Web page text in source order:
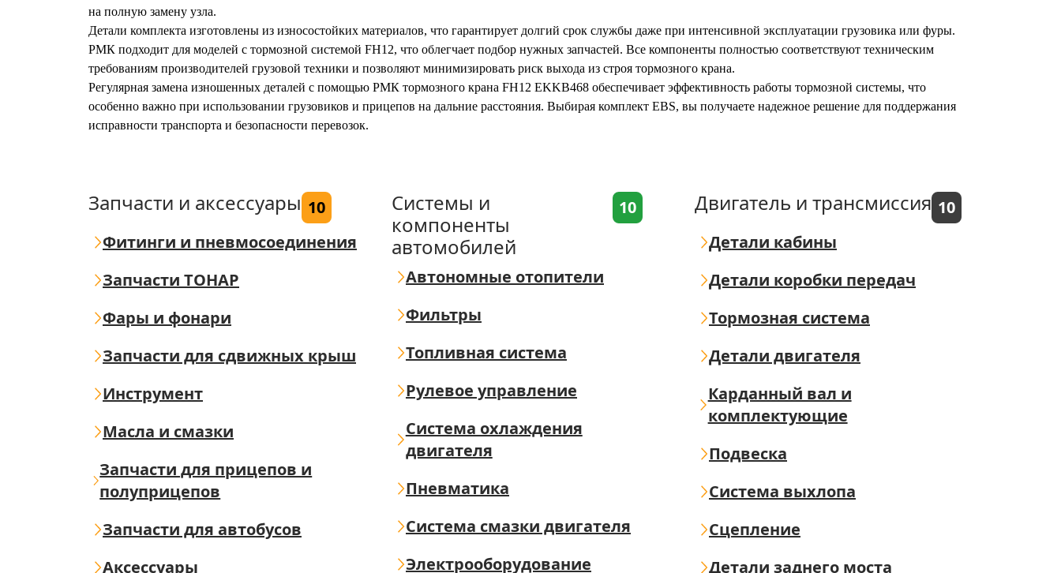
на полную замену узла.
Детали комплекта изготовлены из износостойких материалов, что гарантирует долгий срок службы даже при интенсивной эксплуатации грузовика или фуры.
РМК подходит для моделей с тормозной системой FH12, что облегчает подбор нужных запчастей. Все компоненты полностью соответствуют техническим
требованиям производителей грузовой техники и позволяют минимизировать риск выхода из строя тормозного крана.
Регулярная замена изношенных деталей с помощью РМК тормозного крана FH12 EKKB468 обеспечивает эффективность работы тормозной системы, что
особенно важно при использовании грузовиков и прицепов на дальние расстояния. Выбирая комплект EBS, вы получаете надежное решение для поддержания
исправности транспорта и безопасности перевозок.
Запчасти и аксессуары 10
Фитинги и пневмосоединения
Запчасти ТОНАР
Фары и фонари
Запчасти для сдвижных крыш
Инструмент
Масла и смазки
Запчасти для прицепов и
полуприцепов
Запчасти для автобусов
Аксессуары
Системы и
компоненты
автомобилей
10
Автономные отопители
Фильтры
Топливная система
Рулевое управление
Система охлаждения
двигателя
Пневматика
Система смазки двигателя
Электрооборудование
Двигатель и трансмиссия 10
Детали кабины
Детали коробки передач
Тормозная система
Детали двигателя
Карданный вал и
комплектующие
Подвеска
Система выхлопа
Сцепление
Детали заднего моста